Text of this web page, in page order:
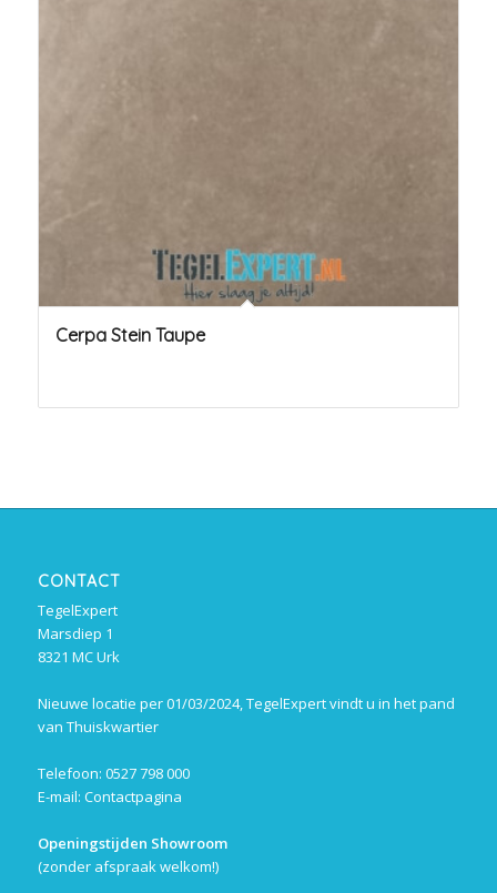
Cerpa Stein Taupe
CONTACT
TegelExpert
Marsdiep 1
8321 MC Urk
Nieuwe locatie per 01/03/2024, TegelExpert vindt u in het pand
van Thuiskwartier
Telefoon: 0527 798 000
E-mail: Contactpagina
Openingstijden Showroom
(zonder afspraak welkom!)